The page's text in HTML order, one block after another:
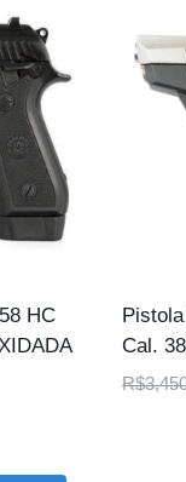
HC
Cal.
R$